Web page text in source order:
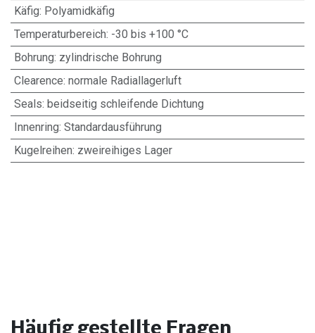
Käfig: Polyamidkäfig
Temperaturbereich: -30 bis +100 °C
Bohrung: zylindrische Bohrung
Clearence: normale Radiallagerluft
Seals: beidseitig schleifende Dichtung
Innenring: Standardausführung
Kugelreihen: zweireihiges Lager